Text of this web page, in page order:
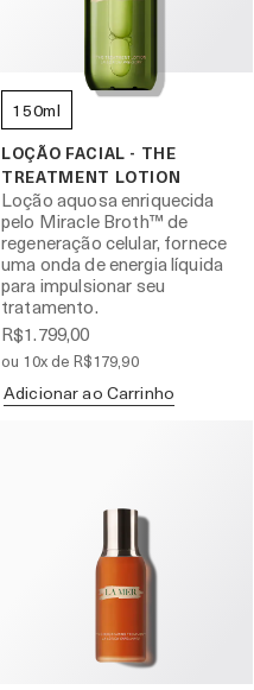
150ml
LOÇÃO FACIAL - THE
TREATMENT LOTION
Loção aquosa enriquecida
pelo Miracle Broth™ de
regeneração celular, fornece
uma onda de energia líquida
para impulsionar seu
tratamento.
R$1.799,00
ou 10x de R$179,90
Adicionar ao Carrinho